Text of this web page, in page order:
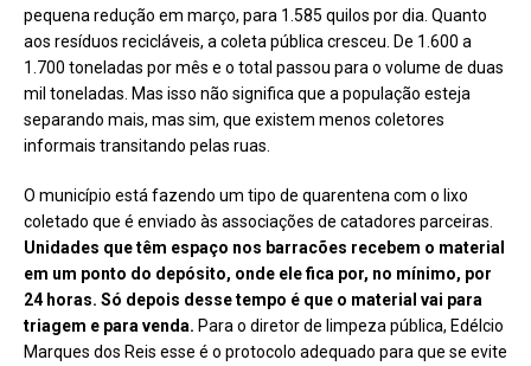
pequena redução em março, para 1.585 quilos por dia. Quanto
aos resíduos recicláveis, a coleta pública cresceu. De 1.600 a
1.700 toneladas por mês e o total passou para o volume de duas
mil toneladas. Mas isso não significa que a população esteja
separando mais, mas sim, que existem menos coletores
informais transitando pelas ruas.
O município está fazendo um tipo de quarentena com o lixo
coletado que é enviado às associações de catadores parceiras.
Unidades que têm espaço nos barracões recebem o material
em um ponto do depósito, onde ele fica por, no mínimo, por
24 horas. Só depois desse tempo é que o material vai para
triagem e para venda. Para o diretor de limpeza pública, Edélcio
Marques dos Reis esse é o protocolo adequado para que se evite